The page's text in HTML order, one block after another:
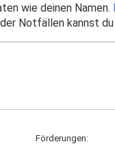
wie deinen Namen.
Notfällen kannst
Förderungen: